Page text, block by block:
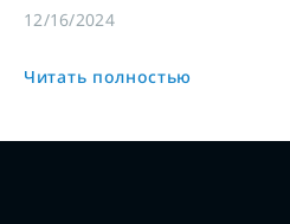
12/16/2024
Читать полностью